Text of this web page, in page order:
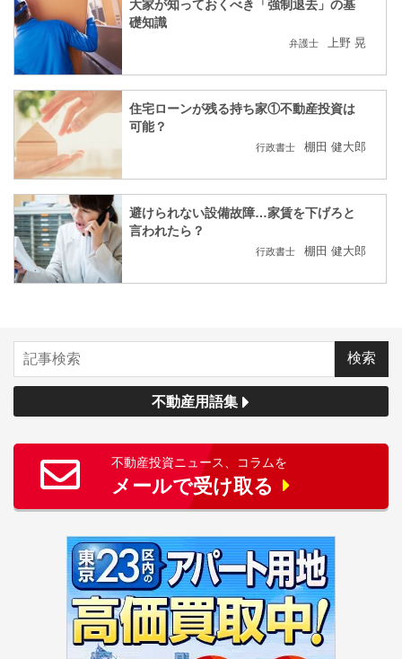
大家が知っておくべき「強制退去」の基
礎知識
弁護士 上野 晃
住宅ローンが残る持ち家①不動産投資は
可能？
行政書士 棚田 健大郎
避けられない設備故障…家賃を下げろと
言われたら？
行政書士 棚田 健大郎
不動産用語集
不動産投資ニュース、コラムを
メールで受け取る